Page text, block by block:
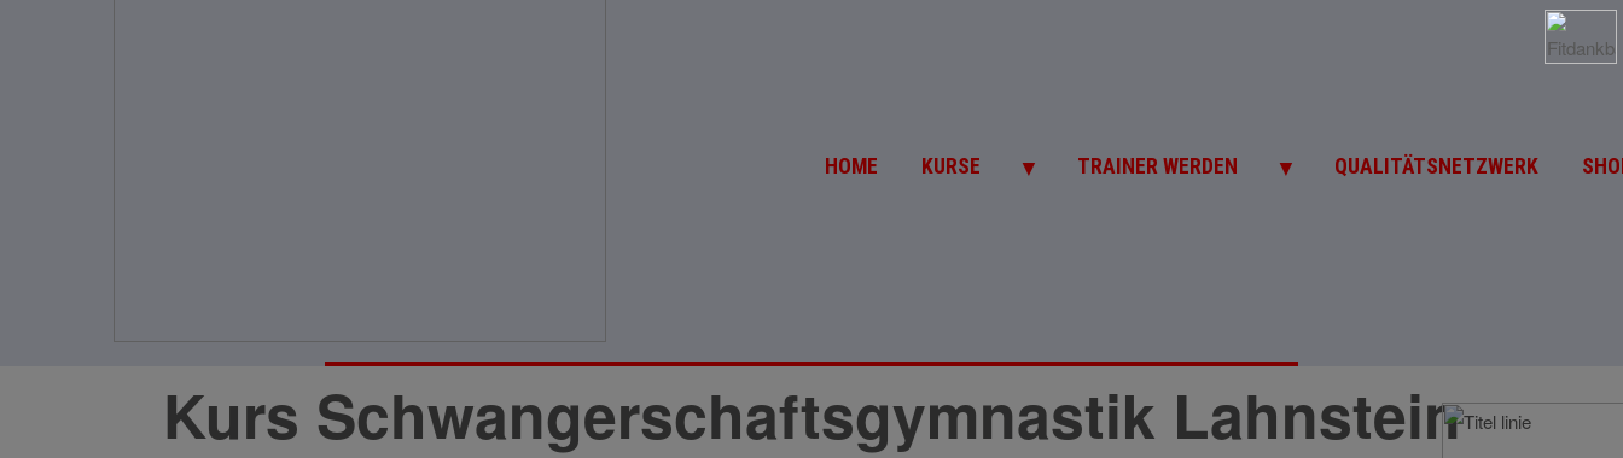
HOME KURSE ▼ TRAINER WERDEN ▼ QUALITÄTSNETZWERK
Kurs Schwangerschaftsgymnastik Lahnstein